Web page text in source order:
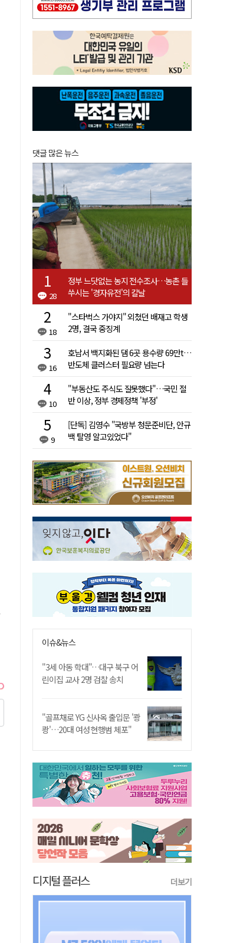
댓글 많은 뉴스
28
정부 느닷없는 농지 전수조사…농촌 들
쑤시는 '경자유전'의 칼날
18
"스타벅스 가야지" 외쳤던 배재고 학생
2명, 결국 중징계
16
호남서 백지화된 댐 6곳 용수량 69만t…
반도체 클러스터 필요량 넘는다
10
"부동산도 주식도 잘못했다"…국민 절
반 이상, 정부 경제정책 '부정'
9
[단독] 김영수 "국방부 청문준비단, 안규
백 탈영 알고있었다"
이슈&뉴스
"3세 아동 학대"…대구 북구 어
린이집 교사 2명 검찰 송치
"골프채로 YG 신사옥 출입문 '쾅
쾅'…20대 여성 현행범 체포"
디지털 플러스 더보기